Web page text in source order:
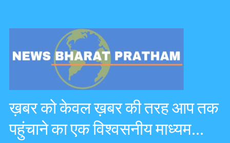
ख़बर को केवल ख़बर की तरह आप तक
पहुंचाने का एक विश्वसनीय माध्यम...